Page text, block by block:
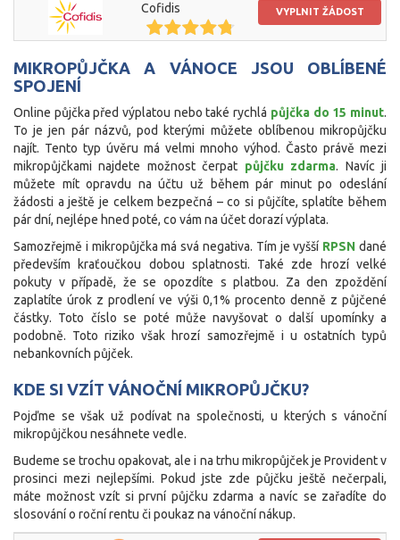
Cofidis VYPLNIT ŽÁDOST
MIKROPŮJČKA A VÁNOCE JSOU OBLÍBENÉ
SPOJENÍ
Online půjčka před výplatou nebo také rychlá půjčka do 15 minut.
To je jen pár názvů, pod kterými můžete oblíbenou mikropůjčku
najít. Tento typ úvěru má velmi mnoho výhod. Často právě mezi
mikropůjčkami najdete možnost čerpat půjčku zdarma. Navíc ji
můžete mít opravdu na účtu už během pár minut po odeslání
žádosti a ještě je celkem bezpečná – co si půjčíte, splatíte během
pár dní, nejlépe hned poté, co vám na účet dorazí výplata.
Samozřejmě i mikropůjčka má svá negativa. Tím je vyšší RPSN dané
především kraťoučkou dobou splatnosti. Také zde hrozí velké
pokuty v případě, že se opozdíte s platbou. Za den zpoždění
zaplatíte úrok z prodlení ve výši 0,1% procento denně z půjčené
částky. Toto číslo se poté může navyšovat o další upomínky a
podobně. Toto riziko však hrozí samozřejmě i u ostatních typů
nebankovních půjček.
KDE SI VZÍT VÁNOČNÍ MIKROPŮJČKU?
Pojďme se však už podívat na společnosti, u kterých s vánoční
mikropůjčkou nesáhnete vedle.
Budeme se trochu opakovat, ale i na trhu mikropůjček je Provident v
prosinci mezi nejlepšími. Pokud jste zde půjčku ještě nečerpali,
máte možnost vzít si první půjčku zdarma a navíc se zařadíte do
slosování o roční rentu či poukaz na vánoční nákup.